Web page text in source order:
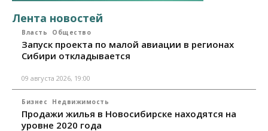
Лента новостей
Власть Общество
Запуск проекта по малой авиации в регионах
Сибири откладывается
09 августа 2026, 19:00
Бизнес Недвижимость
Продажи жилья в Новосибирске находятся на
уровне 2020 года